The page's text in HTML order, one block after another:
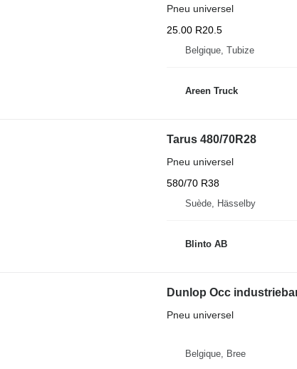
Pneu universel
25.00 R20.5
Belgique, Tubize
Areen Truck
Tarus 480/70R28
Pneu universel
580/70 R38
Suède, Hässelby
Blinto AB
Dunlop Occ
Pneu universel
Belgique, Bree